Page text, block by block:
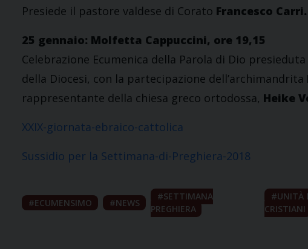
Presiede il pastore valdese di Corato Francesco Carri.
25 gennaio: Molfetta Cappuccini, ore 19,15
Celebrazione Ecumenica della Parola di Dio presieduta
della Diocesi, con la partecipazione dell’archimandrita
rappresentante della chiesa greco ortodossa, Heike
XXIX-giornata-ebraico-cattolica
Sussidio per la Settimana-di-Preghiera-2018
ECUMENSIMO NEWS
SETTIMANA
PREGHIERA
UNITÀ
CRISTIANI